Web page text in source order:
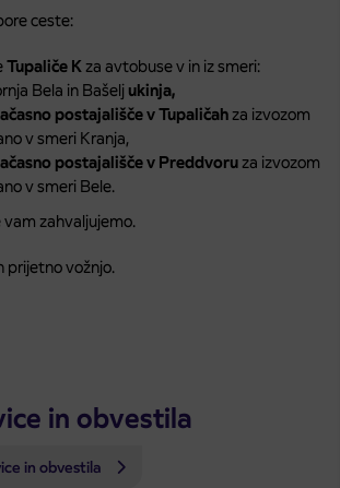
ceste:
Tupaliče K za avtobuse v in iz smeri:
Bela in Bašelj ukinja,
postajališče v Tupaličah za izvozom
v smeri Kranja,
postajališče v Preddvoru za izvozom
v smeri Bele.
zahvaljujemo.
prijetno vožnjo.
in obvestila
in obvestila